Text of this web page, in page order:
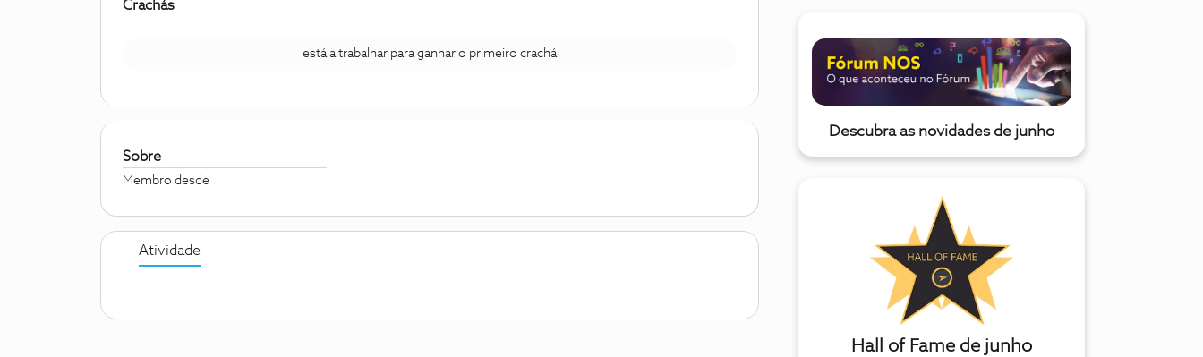
Crachás
está a trabalhar para ganhar o primeiro crachá
Sobre
Membro desde
Atividade
Descubra as novidades de junho
Hall of Fame de junho